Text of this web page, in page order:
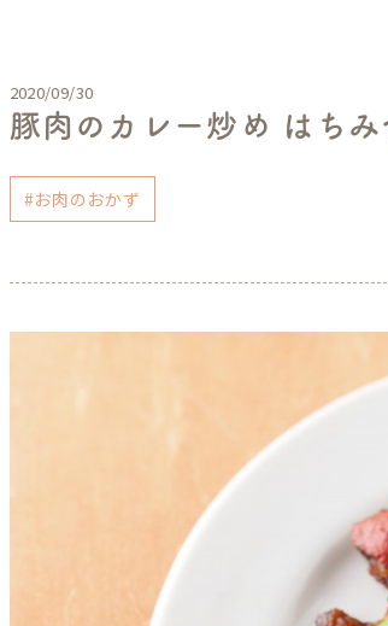
2020/09/30
豚肉のカレー炒め はちみ
#お肉のおかず